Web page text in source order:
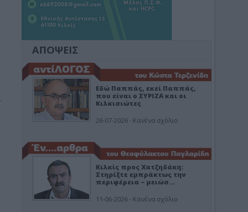
ΑΠΟΨΕΙΣ
Εδώ Παππάς, εκεί Παππάς,
που είναι ο ΣΥΡΙΖΑ και οι
Κιλκισιώτες
26-07-2026 - Κανένα σχόλιο
Κιλκίς προς Χατζηδάκη:
Στηρίξτε εμπράκτως την
περιφέρεια – μειώσ…
11-06-2026 - Κανένα σχόλιο